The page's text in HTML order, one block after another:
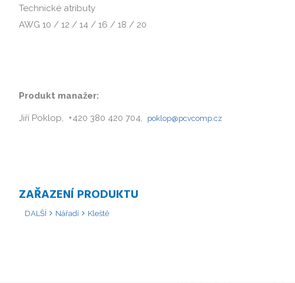
Technické atributy
AWG 10 / 12 / 14 / 16 / 18 / 20
Produkt manažer:
Jiří Poklop, +420 380 420 704, poklop@pcvcomp.cz
ZAŘAZENÍ PRODUKTU
DALŠÍ Nářadí Kleště